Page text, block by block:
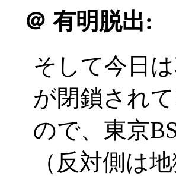
＠ 有明脱出:
そして今日
が閉鎖され
ので、東京
（反対側は